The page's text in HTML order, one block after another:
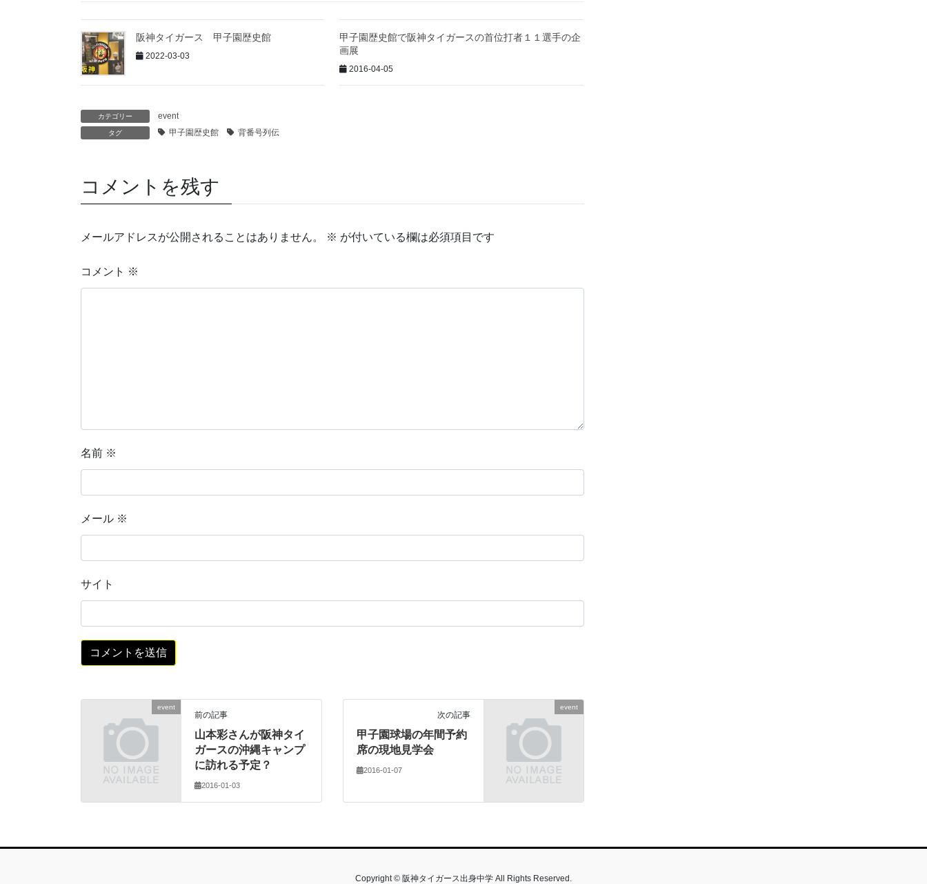
阪神タイガース 甲子園歴史館
2022-03-03
甲子園歴史館で阪神タイガースの首位打者１１選手の企
画展
2016-04-05
カテゴリー event
タグ 甲子園歴史館 背番号列伝
コメントを残す
メールアドレスが公開されることはありません。 ※ が付いている欄は必須項目です
コメント ※
名前 ※
メール ※
サイト
event
前の記事
山本彩さんが阪神タイ
ガースの沖縄キャンプ
に訪れる予定？
2016-01-03
event
次の記事
甲子園球場の年間予約
席の現地見学会
2016-01-07
Copyright © 阪神タイガース出身中学 All Rights Reserved.